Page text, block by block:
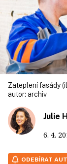
Zateplení fasády
autor: archiv
Julie
6. 4.
ODEBÍRAT